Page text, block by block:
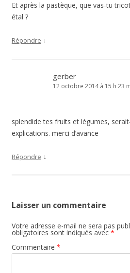
Et après la pastèque, que vas-tu
étal ?
Répondre ↓
gerber
12 octobre 2014 à 15 h 23
splendide tes fruits et légumes,
explications. merci d’avance
Répondre ↓
Laisser un commentaire
Votre adresse e-mail ne sera pas
obligatoires sont indiqués avec *
Commentaire *